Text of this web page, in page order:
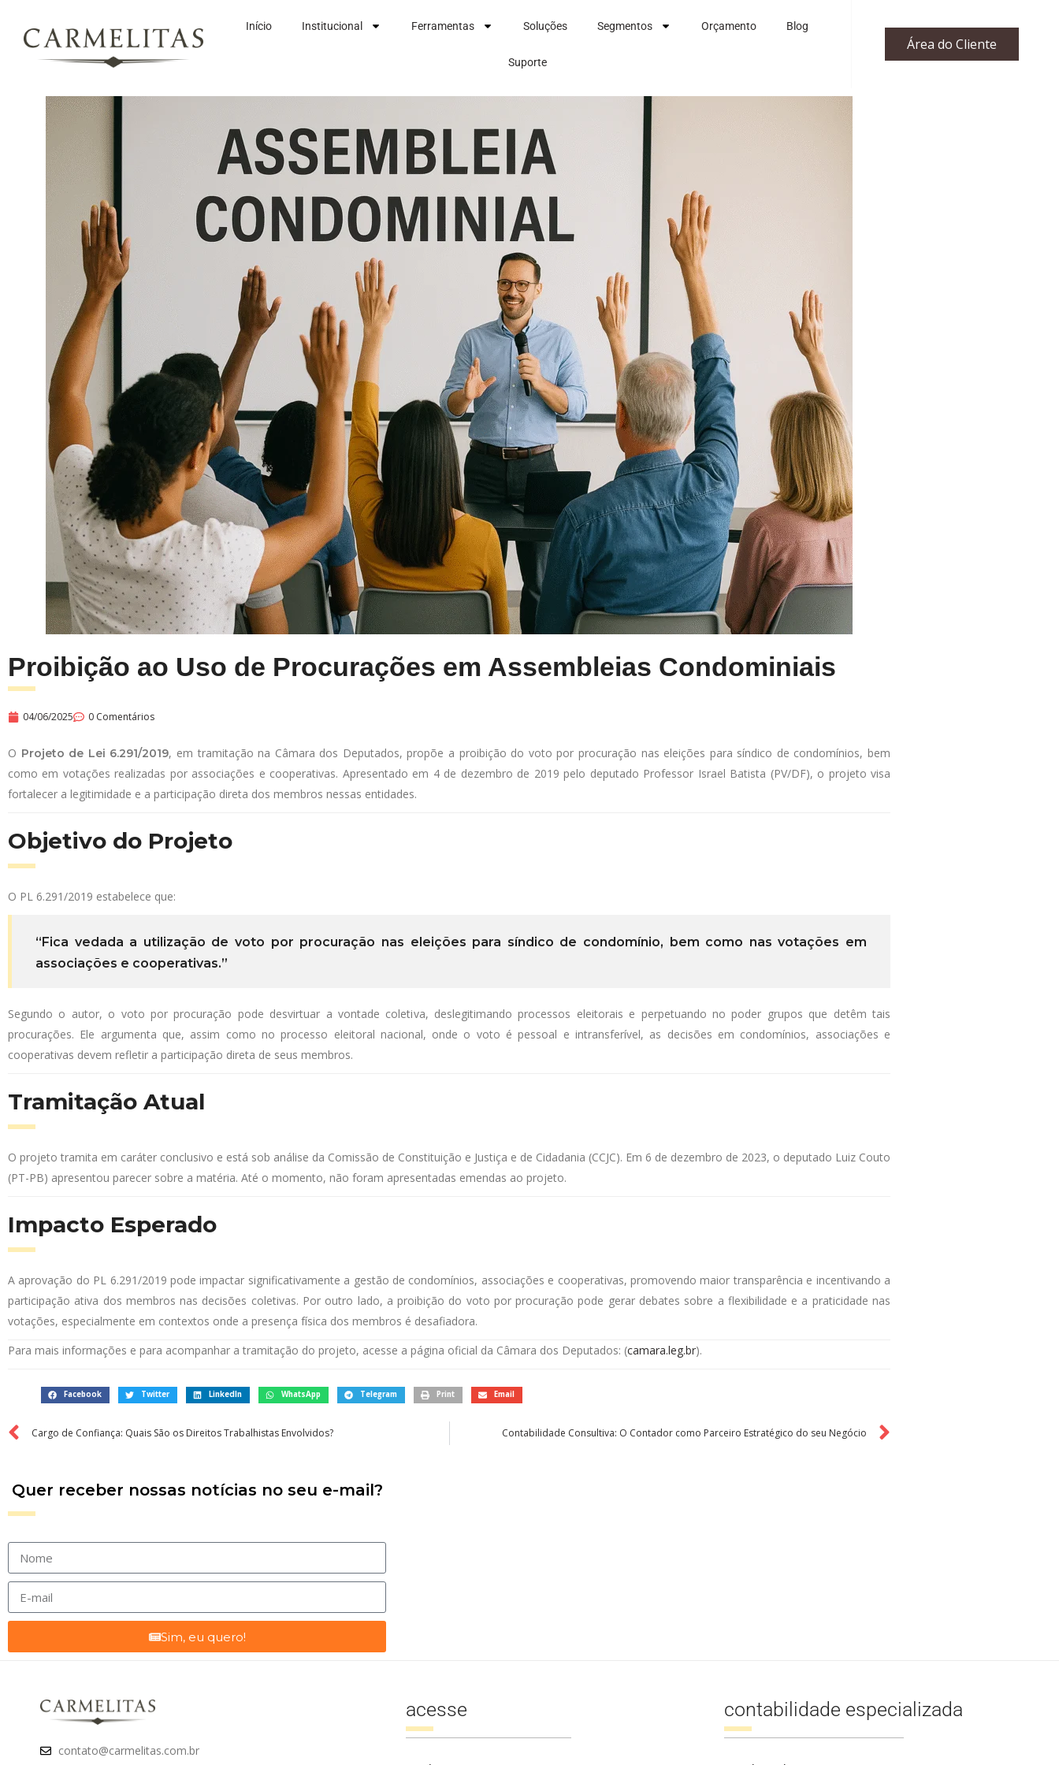
Início Institucional Ferramentas Soluções Segmentos Orçamento Blog
Suporte
Área do Cliente
Proibição ao Uso de Procurações em Assembleias Condominiais
04/06/2025 0 Comentários
O Projeto de Lei 6.291/2019, em tramitação na Câmara dos Deputados, propõe a proibição do voto por procuração nas eleições para síndico de condomínios, bem
como em votações realizadas por associações e cooperativas. Apresentado em 4 de dezembro de 2019 pelo deputado Professor Israel Batista (PV/DF), o projeto visa
fortalecer a legitimidade e a participação direta dos membros nessas entidades.
Objetivo do Projeto
O PL 6.291/2019 estabelece que:
“Fica vedada a utilização de voto por procuração nas eleições para síndico de condomínio, bem como nas votações em
associações e cooperativas.”
Segundo o autor, o voto por procuração pode desvirtuar a vontade coletiva, deslegitimando processos eleitorais e perpetuando no poder grupos que detêm tais
procurações. Ele argumenta que, assim como no processo eleitoral nacional, onde o voto é pessoal e intransferível, as decisões em condomínios, associações e
cooperativas devem refletir a participação direta de seus membros.
Tramitação Atual
O projeto tramita em caráter conclusivo e está sob análise da Comissão de Constituição e Justiça e de Cidadania (CCJC). Em 6 de dezembro de 2023, o deputado Luiz Couto
(PT-PB) apresentou parecer sobre a matéria. Até o momento, não foram apresentadas emendas ao projeto.
Impacto Esperado
A aprovação do PL 6.291/2019 pode impactar significativamente a gestão de condomínios, associações e cooperativas, promovendo maior transparência e incentivando a
participação ativa dos membros nas decisões coletivas. Por outro lado, a proibição do voto por procuração pode gerar debates sobre a flexibilidade e a praticidade nas
votações, especialmente em contextos onde a presença física dos membros é desafiadora.
Para mais informações e para acompanhar a tramitação do projeto, acesse a página oficial da Câmara dos Deputados: (camara.leg.br).
Facebook Twitter LinkedIn WhatsApp Telegram Print Email
Cargo de Confiança: Quais São os Direitos Trabalhistas Envolvidos? Contabilidade Consultiva: O Contador como Parceiro Estratégico do seu Negócio
Quer receber nossas notícias no seu e-mail?
Sim, eu quero!
contato@carmelitas.com.br
acesse contabilidade especializada